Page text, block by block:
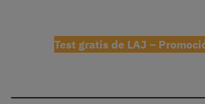
Test gratis de LAJ –